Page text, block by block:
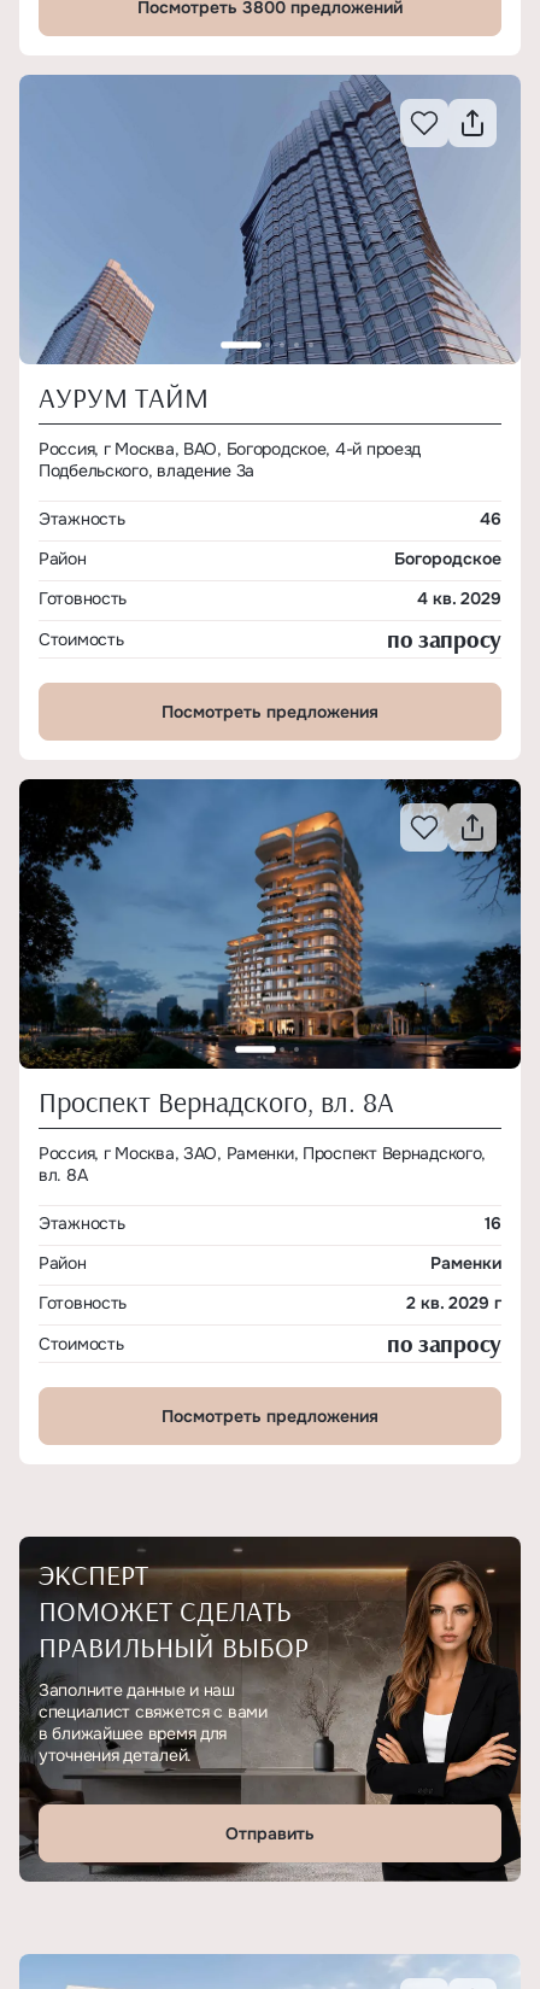
Посмотреть 3800 предложений
АУРУМ ТАЙМ
Россия, г Москва, ВАО, Богородское, 4-й проезд
Подбельского, владение 3а
Этажность
46
Район
Богородское
Готовность
4 кв. 2029
Стоимость
по запросу
Посмотреть предложения
Проспект Вернадского, вл. 8А
Россия, г Москва, ЗАО, Раменки, Проспект Вернадского,
вл. 8А
Этажность
16
Район
Раменки
Готовность
2 кв. 2029 г
Стоимость
по запросу
Посмотреть предложения
ЭКСПЕРТ
ПОМОЖЕТ СДЕЛАТЬ
ПРАВИЛЬНЫЙ ВЫБОР
Заполните данные и наш
специалист свяжется с вами
в ближайшее время для
уточнения деталей.
Отправить